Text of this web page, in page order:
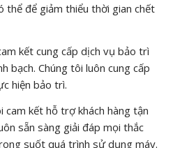
thể để giảm thiểu thời gian chết
kết cung cấp dịch vụ bảo trì
bạch. Chúng tôi luôn cung cấp
hiện bảo trì.
cam kết hỗ trợ khách hàng tận
sẵn sàng giải đáp mọi thắc
suốt quá trình sử dụng máy.